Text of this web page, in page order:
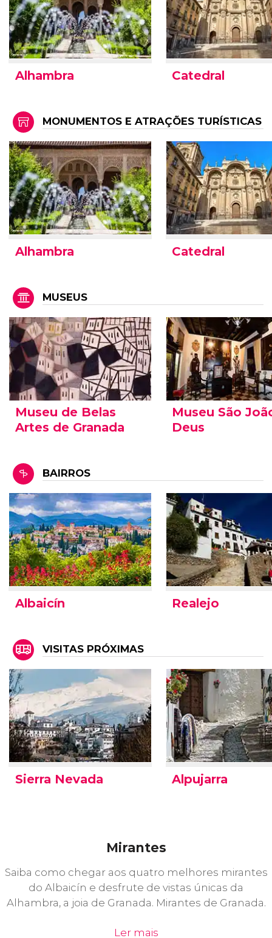
Alhambra Catedral
MONUMENTOS E ATRAÇÕES TURÍSTICAS
Alhambra Catedral
MUSEUS
Museu de Belas
Artes de Granada
Museu São
Deus
BAIRROS
Albaicín Realejo
VISITAS PRÓXIMAS
Sierra Nevada Alpujarra
Mirantes
Saiba como chegar aos quatro melhores mirantes
do Albaicín e desfrute de vistas únicas da
Alhambra, a joia de Granada. Mirantes de Granada.
Ler mais